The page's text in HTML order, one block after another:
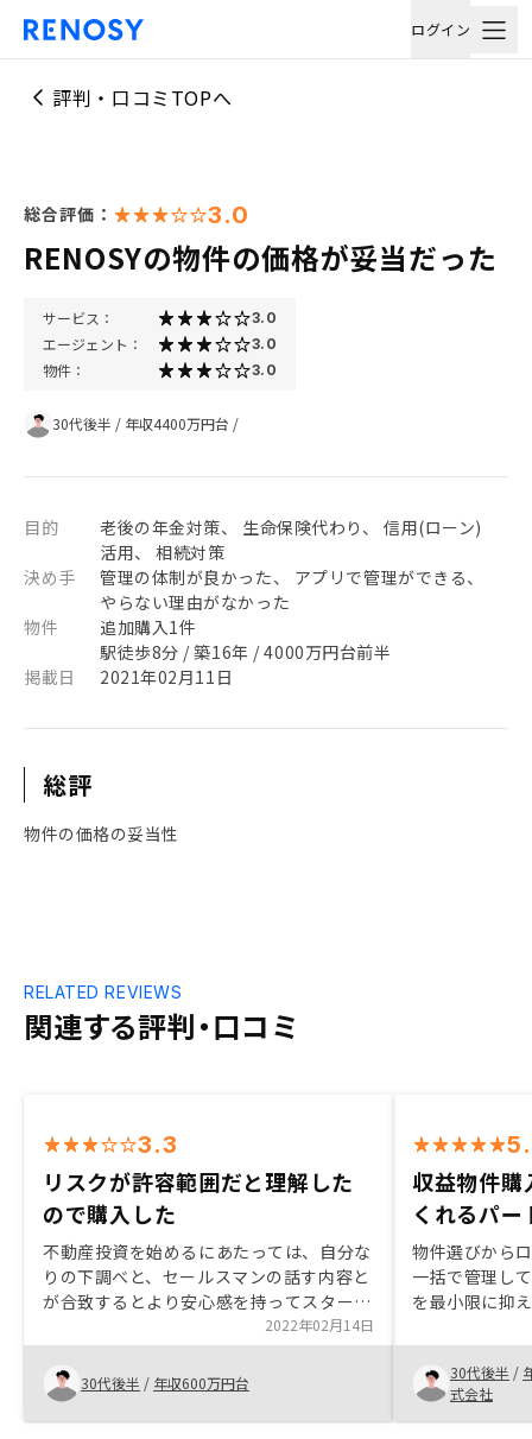
ログイン
評判・口コミTOPへ
総合評価： 3.0
RENOSYの物件の価格が妥当だった
サービス： 3.0
エージェント： 3.0
物件： 3.0
30代後半 / 年収4400万円台 /
目的
老後の年金対策、 生命保険代わり、 信用(ローン)
活用、 相続対策
決め手
管理の体制が良かった、 アプリで管理ができる、
やらない理由がなかった
物件
追加購入1件
駅徒歩8分 / 築16年 / 4000万円台前半
掲載日
2021年02月11日
総評
物件の価格の妥当性
関連する評判・口コミ
RELATED REVIEWS
3.3
リスクが許容範囲だと理解した
ので購入した
不動産投資を始めるにあたっては、自分な
りの下調べと、セールスマンの話す内容と
が合致するとより安心感を持ってスタート
出来るのではないかと思います。 検討か
ら決定後の契約まではスムーズだと思いま
すので、投資する事を決めれば早いと思い
ますし、手間は少ないかと思います。
2022年02月14日
30代後半 / 年収600万円台
収益物件購
くれるパー
物件選びから
一括で管理し
を最小限に抑
あり物件を平
りましたが、
摯に対応して
後も引き続き
30代後半 /
式会社